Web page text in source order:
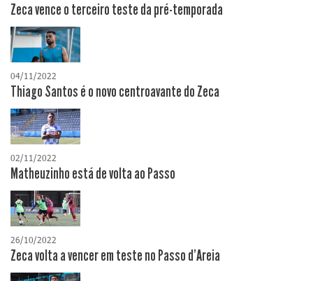
Zeca vence o terceiro teste da pré-temporada
04/11/2022
Thiago Santos é o novo centroavante do Zeca
02/11/2022
Matheuzinho está de volta ao Passo
26/10/2022
Zeca volta a vencer em teste no Passo d'Areia